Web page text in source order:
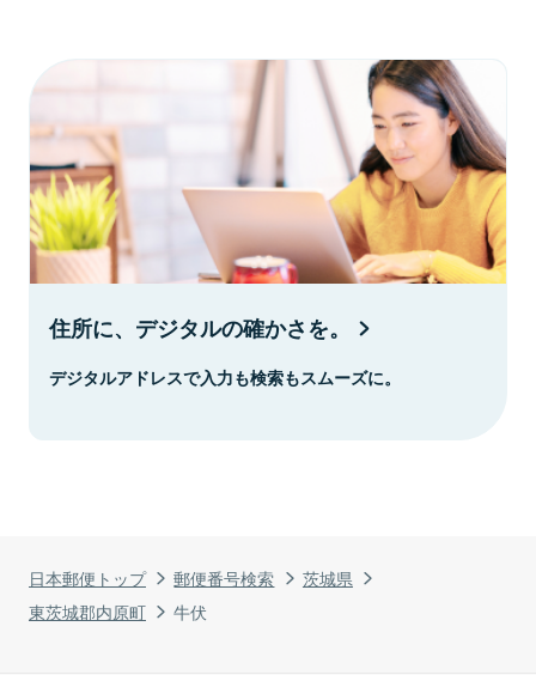
日本郵便トップ 郵便番号検索
茨城県
東茨城郡内原町
牛伏
住所に、デジタルの確かさを。
デジタルアドレスで入力も検索もスムーズに。